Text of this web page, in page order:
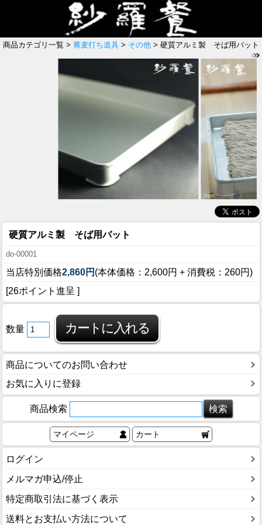
商品カテゴリ一覧 > 蕎麦打ち道具 > その他 > 硬質アルミ製 そば用バット
硬質アルミ製 そば用バット
do-00001
当店特別価格2,860円 (本体価格：2,600円 + 消費税：260円)
[26ポイント進呈 ]
数量
商品についてのお問い合わせ
お気に入りに登録
商品検索
マイページ カート
ログイン
メルマガ申込/停止
特定商取引法に基づく表示
送料とお支払い方法について